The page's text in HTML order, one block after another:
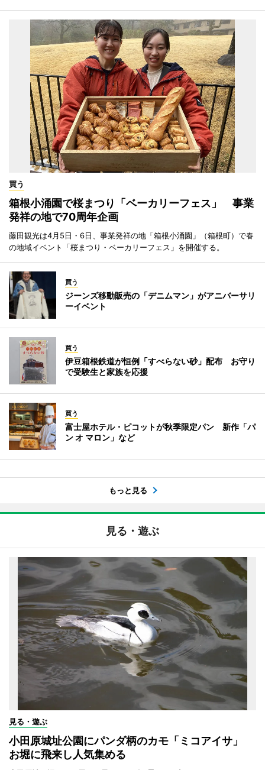
買う
箱根小涌園で桜まつり「ベーカリーフェス」 事業
発祥の地で70周年企画
藤田観光は4月5日・6日、事業発祥の地「箱根小涌園」（箱根町）で春
の地域イベント「桜まつり・ベーカリーフェス」を開催する。
買う
ジーンズ移動販売の「デニムマン」がアニバーサリ
ーイベント
買う
伊豆箱根鉄道が恒例「すべらない砂」配布 お守り
で受験生と家族を応援
買う
富士屋ホテル・ピコットが秋季限定パン 新作「パ
ン オ マロン」など
もっと見る
見る・遊ぶ
見る・遊ぶ
小田原城址公園にパンダ柄のカモ「ミコアイサ」
お堀に飛来し人気集める